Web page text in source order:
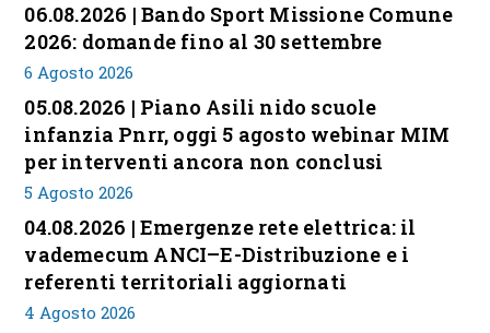
06.08.2026 | Bando Sport Missione Comune
2026: domande fino al 30 settembre
6 Agosto 2026
05.08.2026 | Piano Asili nido scuole
infanzia Pnrr, oggi 5 agosto webinar MIM
per interventi ancora non conclusi
5 Agosto 2026
04.08.2026 | Emergenze rete elettrica: il
vademecum ANCI–E-Distribuzione e i
referenti territoriali aggiornati
4 Agosto 2026